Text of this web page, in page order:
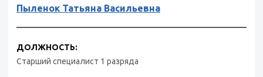
Пыленок Татьяна Васильевна
ДОЛЖНОСТЬ:
Старший специалист 1 разряда